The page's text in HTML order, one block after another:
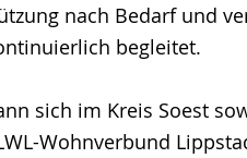
nach Bedarf und
begleitet.
sich im Kreis Soest
Wohnverbund